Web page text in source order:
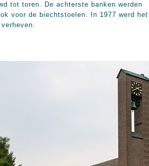
tot toren. De achterste banken werden
voor de biechtstoelen. In 1977 werd het